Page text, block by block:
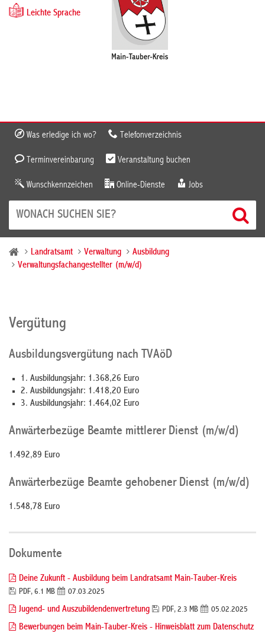
Leichte Sprache
Was erledige ich wo? Telefonverzeichnis
Terminvereinbarung Veranstaltung buchen
Wunschkennzeichen Online-Dienste Jobs
Landratsamt Verwaltung
Ausbildung
Verwaltungsfachangestellter (m/w/d)
Vergütung
Ausbildungsvergütung nach TVAöD
1. Ausbildungsjahr: 1.368,26 Euro
2. Ausbildungsjahr: 1.418,20 Euro
3. Ausbildungsjahr: 1.464,02 Euro
Anwärterbezüge Beamte mittlerer Dienst (m/w/d)
1.492,89 Euro
Anwärterbezüge Beamte gehobener Dienst (m/w/d)
1.548,78 Euro
Dokumente
Deine Zukunft - Ausbildung beim Landratsamt Main-Tauber-Kreis
PDF, 6.1 MB 07.03.2025
Jugend- und Auszubildendenvertretung PDF, 2.3 MB 05.02.2025
Bewerbungen beim Main-Tauber-Kreis - Hinweisblatt zum Datenschutz